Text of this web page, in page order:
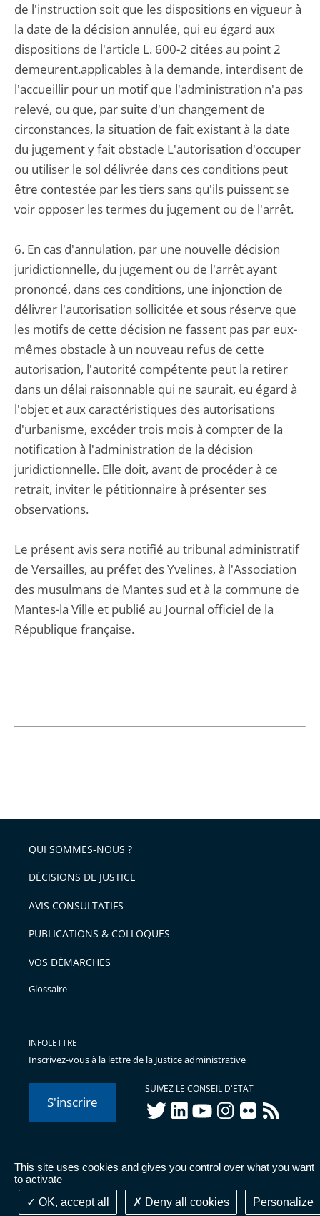
This site uses cookies and gives you control over what you want
to activate
OK, accept all
Deny all cookies Personalize
de l'instruction soit que les dispositions en vigueur à
la date de la décision annulée, qui eu égard aux
dispositions de l'article L. 600-2 citées au point 2
demeurent.applicables à la demande, interdisent de
l'accueillir pour un motif que l'administration n'a pas
relevé, ou que, par suite d'un changement de
circonstances, la situation de fait existant à la date
du jugement y fait obstacle L'autorisation d'occuper
ou utiliser le sol délivrée dans ces conditions peut
être contestée par les tiers sans qu'ils puissent se
voir opposer les termes du jugement ou de l'arrêt.
6. En cas d'annulation, par une nouvelle décision
juridictionnelle, du jugement ou de l'arrêt ayant
prononcé, dans ces conditions, une injonction de
délivrer l'autorisation sollicitée et sous réserve que
les motifs de cette décision ne fassent pas par eux-
mêmes obstacle à un nouveau refus de cette
autorisation, l'autorité compétente peut la retirer
dans un délai raisonnable qui ne saurait, eu égard à
l'objet et aux caractéristiques des autorisations
d'urbanisme, excéder trois mois à compter de la
notification à l'administration de la décision
juridictionnelle. Elle doit, avant de procéder à ce
retrait, inviter le pétitionnaire à présenter ses
observations.
Le présent avis sera notifié au tribunal administratif
de Versailles, au préfet des Yvelines, à l'Association
des musulmans de Mantes sud et à la commune de
Mantes-la Ville et publié au Journal officiel de la
République française.
QUI SOMMES-NOUS ?
DÉCISIONS DE JUSTICE
AVIS CONSULTATIFS
PUBLICATIONS & COLLOQUES
VOS DÉMARCHES
Glossaire
INFOLETTRE
Inscrivez-vous à la lettre de la Justice administrative
S'inscrire
SUIVEZ LE CONSEIL D'ETAT
twitterlinkedInyoutubeinstagram
flickr rss
© Conseil d'État 2026 - Mentions légales
Données
personnelles-Publications administratives-Accessibilité :
partiellement conforme